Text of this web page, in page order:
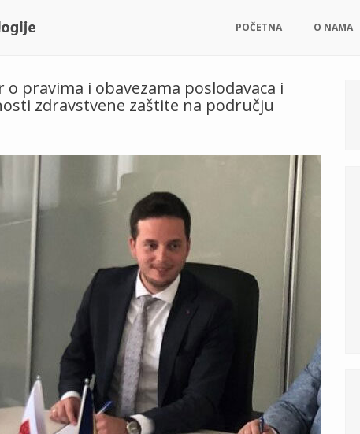
POČETNA O NAMA
pravima i obavezama poslodavaca i
zdravstvene zaštite na području